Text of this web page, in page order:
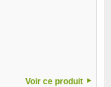
Voir ce produit